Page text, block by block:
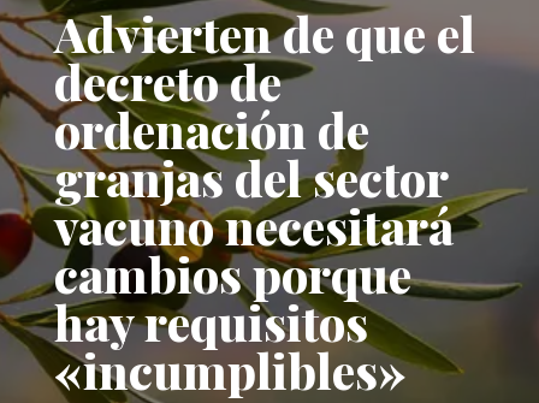
Advierten de que el
decreto de
ordenación de
granjas del sector
vacuno necesitará
cambios porque
hay requisitos
«incumplibles»